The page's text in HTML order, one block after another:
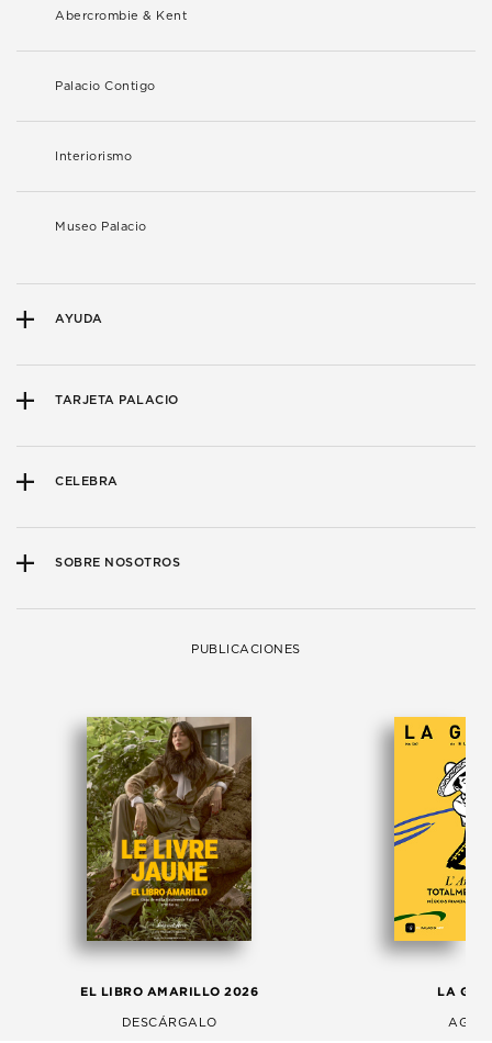
Abercrombie & Kent
Palacio Contigo
Interiorismo
Museo Palacio
AYUDA
TARJETA PALACIO
CELEBRA
SOBRE NOSOTROS
PUBLICACIONES
EL LIBRO AMARILLO 2026
DESCÁRGALO
LA